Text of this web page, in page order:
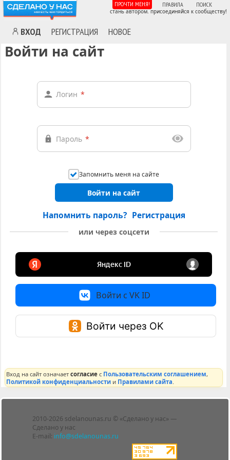
ВХОД РЕГИСТРАЦИЯ НОВОЕ
ПРОЧТИ МЕНЯ! ПРАВИЛА ПОИСК
стань автором. присоединяйся к сообществу!
Войти на сайт
Логин *
Пароль *
Запомнить меня на сайте
Войти на сайт
Напомнить пароль? Регистрация
или через соцсети
Войти с VK ID
Войти через OK
Вход на сайт означаетсогласие с Пользовательским соглашением,
Политикой конфиденциальности и Правилами сайта
2010-2026 sdelanounas.ru © «Сделано у нас» —
Сделано у нас
E-mail: info@sdelanounas.ru
Блоги
Люди
Политика